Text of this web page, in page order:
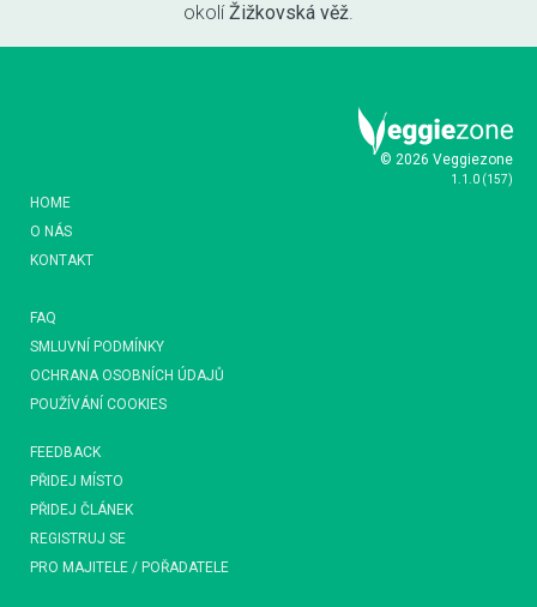
okolíŽižkovská věž.
© 2026 Veggiezone
1.1.0 (157)
HOME
O NÁS
KONTAKT
FAQ
SMLUVNÍ PODMÍNKY
OCHRANA OSOBNÍCH ÚDAJŮ
POUŽÍVÁNÍ COOKIES
FEEDBACK
PŘIDEJ MÍSTO
PŘIDEJ ČLÁNEK
REGISTRUJ SE
PRO MAJITELE / POŘADATELE